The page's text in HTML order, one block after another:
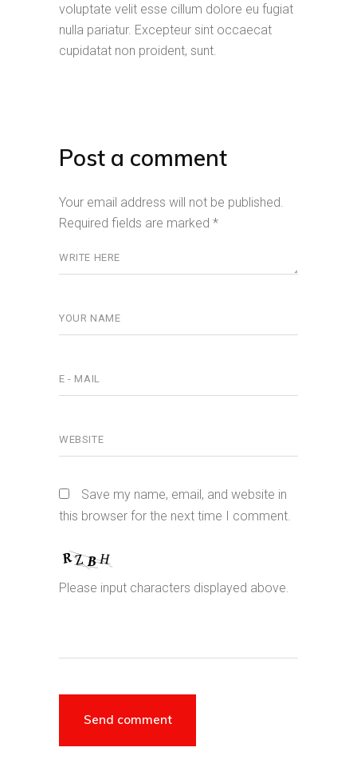
voluptate velit esse cillum dolore eu fugiat
nulla pariatur. Excepteur sint occaecat
cupidatat non proident, sunt.
Post a comment
Your email address will not be published.
Required fields are marked *
Save my name, email, and website in
this browser for the next time I comment.
Please input characters displayed above.